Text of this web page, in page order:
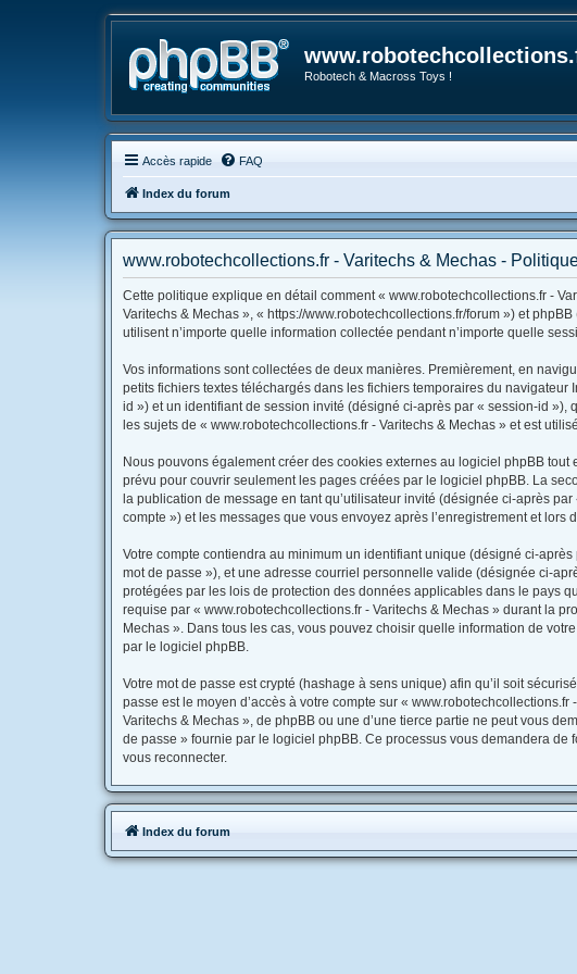
Robotech & Macross Toys !
Accès rapide FAQ
Index du forum
www.robotechcollections.fr - Varitechs & Mechas -
Cette politique explique en détail comment « www.robotechcollections.fr -
Varitechs & Mechas », « https://www.robotechcollections.fr/forum ») et
utilisent n’importe quelle information collectée pendant n’importe quelle
Vos informations sont collectées de deux manières. Premièrement, en
petits fichiers textes téléchargés dans les fichiers temporaires du
id ») et un identifiant de session invité (désigné ci-après par « session-id
les sujets de « www.robotechcollections.fr - Varitechs & Mechas » et est
Nous pouvons également créer des cookies externes au logiciel phpBB
prévu pour couvrir seulement les pages créées par le logiciel phpBB. La
la publication de message en tant qu’utilisateur invité (désignée ci-après
compte ») et les messages que vous envoyez après l’enregistrement et lors
Votre compte contiendra au minimum un identifiant unique (désigné ci-
mot de passe »), et une adresse courriel personnelle valide (désignée ci-
protégées par les lois de protection des données applicables dans le pays
requise par « www.robotechcollections.fr - Varitechs & Mechas » durant la
Mechas ». Dans tous les cas, vous pouvez choisir quelle information de
par le logiciel phpBB.
Votre mot de passe est crypté (hashage à sens unique) afin qu’il soit
passe est le moyen d’accès à votre compte sur «
Varitechs & Mechas », de phpBB ou une d’une tierce partie ne peut vous
de passe » fournie par le logiciel phpBB. Ce processus vous demandera
vous reconnecter.
Index du forum